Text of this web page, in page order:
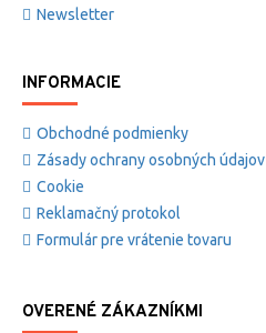
Newsletter
INFORMACIE
Obchodné podmienky
Zásady ochrany osobných údajov
Cookie
Reklamačný protokol
Formulár pre vrátenie tovaru
OVERENÉ ZÁKAZNÍKMI